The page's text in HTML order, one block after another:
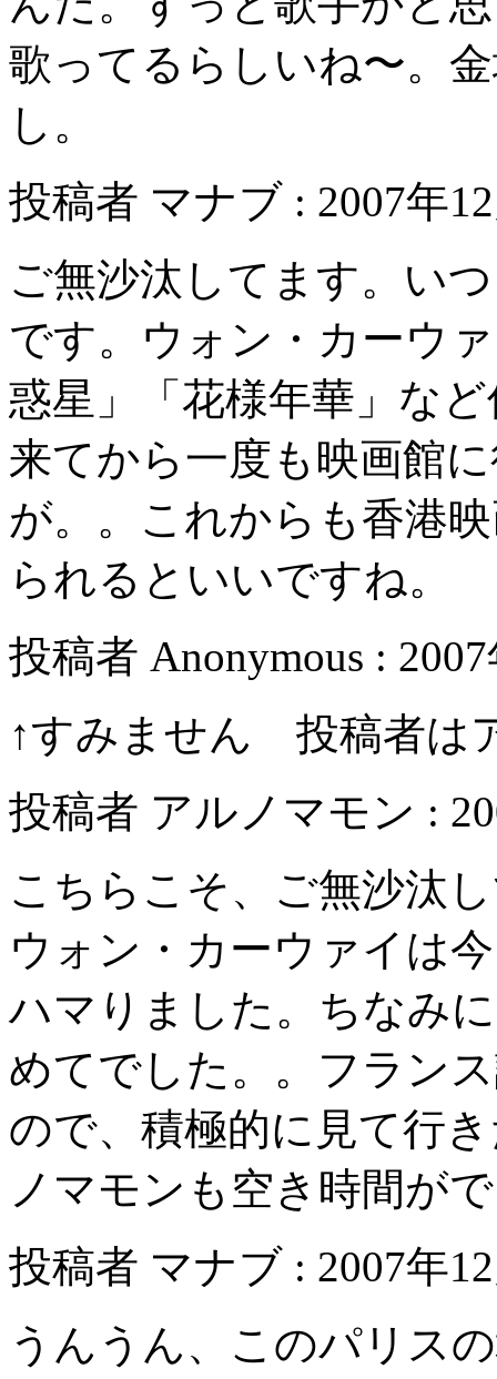
歌ってるらしいね〜。
し。
投稿者 マナブ : 2007年
ご無沙汰してます。い
です。ウォン・カーウ
惑星」「花様年華」な
来てから一度も映画館
が。。これからも香港
られるといいですね。
投稿者 Anonymous :
↑すみません 投稿者は
投稿者 アルノマモン :
こちらこそ、ご無沙汰
ウォン・カーウァイは
ハマりました。ちなみ
めてでした。。フラン
ので、積極的に見て行
ノマモンも空き時間が
投稿者 マナブ : 2007年
うんうん、このパリス